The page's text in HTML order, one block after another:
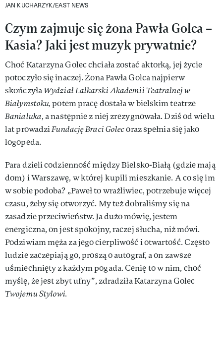
JAN KUCHARZYK/EAST NEWS
Czym zajmuje się żona Pawła Golca –
Kasia? Jaki jest muzyk prywatnie?
Choć Katarzyna Golec chciała zostać aktorką, jej życie
potoczyło się inaczej. Żona Pawła Golca najpierw
skończyłaWydział Lalkarski Akademii Teatralnej w
Białymstoku,potem pracę dostała w bielskim teatrze
Banialuka, a następnie z niej zrezygnowała. Dziś od wielu
lat prowadziFundację Braci Golecoraz spełnia się jako
logopeda.
Para dzieli codzienność między Bielsko-Białą (gdzie mają
dom) i Warszawę, w której kupili mieszkanie. A co się im
w sobie podoba? „Paweł to wrażliwiec, potrzebuje więcej
czasu, żeby się otworzyć. My też dobraliśmy się na
zasadzie przeciwieństw. Ja dużo mówię, jestem
energiczna, on jest spokojny, raczej słucha, niż mówi.
Podziwiam męża za jego cierpliwość i otwartość. Często
ludzie zaczepiają go, proszą o autograf, a on zawsze
uśmiechnięty z każdym pogada. Cenię to w nim, choć
myślę, że jest zbyt ufny”, zdradziła Katarzyna Golec
Twojemu Stylowi.